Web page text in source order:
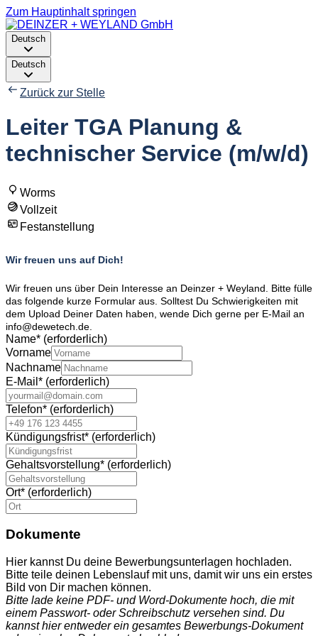
Zum Hauptinhalt springen
Deutsch
Deutsch
Zurück zur Stelle
Leiter TGA Planung &
technischer Service (m/w/d)
Worms
Vollzeit
Festanstellung
Wir freuen uns auf Dich!
Wir freuen uns über Dein Interesse an Deinzer + Weyland. Bitte fülle
das folgende kurze Formular aus. Solltest Du Schwierigkeiten mit
dem Upload Deiner Daten haben, wende Dich gerne per E-Mail an
info@dewetech.de.
Name* (erforderlich)
Vorname
Nachname
E-Mail * (erforderlich)
Telefon* (erforderlich)
Kündigungsfrist* (erforderlich)
Gehaltsvorstellung* (erforderlich)
Ort* (erforderlich)
Dokumente
Hier kannst Du deine Bewerbungsunterlagen hochladen.
Bitte teile deinen Lebenslauf mit uns, damit wir uns ein erstes
Bild von Dir machen können.
Bitte lade keine PDF- und Word-Dokumente hoch, die mit
einem Passwort- oder Schreibschutz versehen sind. Du
kannst hier entweder ein gesamtes Bewerbungs-Dokument